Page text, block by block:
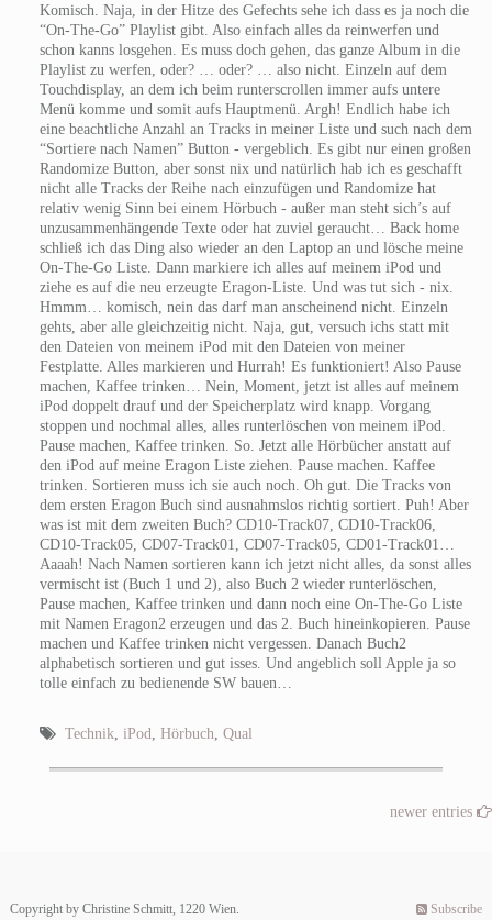
Komisch. Naja, in der Hitze des Gefechts sehe ich dass es ja noch die
“On-The-Go” Playlist gibt. Also einfach alles da reinwerfen und
schon kanns losgehen. Es muss doch gehen, das ganze Album in die
Playlist zu werfen, oder? … oder? … also nicht. Einzeln auf dem
Touchdisplay, an dem ich beim runterscrollen immer aufs untere
Menü komme und somit aufs Hauptmenü. Argh! Endlich habe ich
eine beachtliche Anzahl an Tracks in meiner Liste und such nach dem
“Sortiere nach Namen” Button - vergeblich. Es gibt nur einen großen
Randomize Button, aber sonst nix und natürlich hab ich es geschafft
nicht alle Tracks der Reihe nach einzufügen und Randomize hat
relativ wenig Sinn bei einem Hörbuch - außer man steht sich’s auf
unzusammenhängende Texte oder hat zuviel geraucht… Back home
schließ ich das Ding also wieder an den Laptop an und lösche meine
On-The-Go Liste. Dann markiere ich alles auf meinem iPod und
ziehe es auf die neu erzeugte Eragon-Liste. Und was tut sich - nix.
Hmmm… komisch, nein das darf man anscheinend nicht. Einzeln
gehts, aber alle gleichzeitig nicht. Naja, gut, versuch ichs statt mit
den Dateien von meinem iPod mit den Dateien von meiner
Festplatte. Alles markieren und Hurrah! Es funktioniert! Also Pause
machen, Kaffee trinken… Nein, Moment, jetzt ist alles auf meinem
iPod doppelt drauf und der Speicherplatz wird knapp. Vorgang
stoppen und nochmal alles, alles runterlöschen von meinem iPod.
Pause machen, Kaffee trinken. So. Jetzt alle Hörbücher anstatt auf
den iPod auf meine Eragon Liste ziehen. Pause machen. Kaffee
trinken. Sortieren muss ich sie auch noch. Oh gut. Die Tracks von
dem ersten Eragon Buch sind ausnahmslos richtig sortiert. Puh! Aber
was ist mit dem zweiten Buch? CD10-Track07, CD10-Track06,
CD10-Track05, CD07-Track01, CD07-Track05, CD01-Track01…
Aaaah! Nach Namen sortieren kann ich jetzt nicht alles, da sonst alles
vermischt ist (Buch 1 und 2), also Buch 2 wieder runterlöschen,
Pause machen, Kaffee trinken und dann noch eine On-The-Go Liste
mit Namen Eragon2 erzeugen und das 2. Buch hineinkopieren. Pause
machen und Kaffee trinken nicht vergessen. Danach Buch2
alphabetisch sortieren und gut isses. Und angeblich soll Apple ja so
tolle einfach zu bedienende SW bauen…
Technik iPod Hörbuch Qual
newer entries
Copyright by Christine Schmitt, 1220 Wien. Subscribe